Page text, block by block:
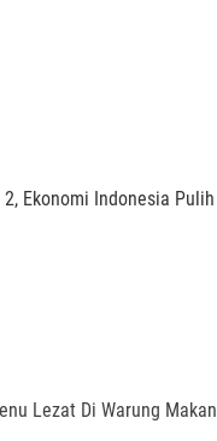
Ekonomi Indonesia Pulih
Lezat Di Warung Makan